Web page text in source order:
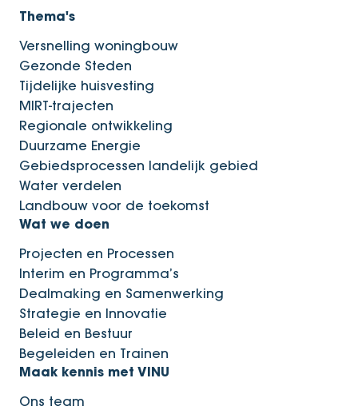
Thema's
Versnelling woningbouw
Gezonde Steden
Tijdelijke huisvesting
MIRT-trajecten
Regionale ontwikkeling
Duurzame Energie
Gebiedsprocessen landelijk gebied
Water verdelen
Landbouw voor de toekomst
Wat we doen
Projecten en Processen
Interim en Programma’s
Dealmaking en Samenwerking
Strategie en Innovatie
Beleid en Bestuur
Begeleiden en Trainen
Maak kennis met VINU
Ons team